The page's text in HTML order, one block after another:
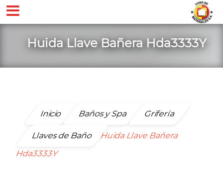
Huida Llave Bañera Hda3333Y
Inicio Baños y Spa Grifería
Llaves de Baño
Huida Llave Bañera
Hda3333Y